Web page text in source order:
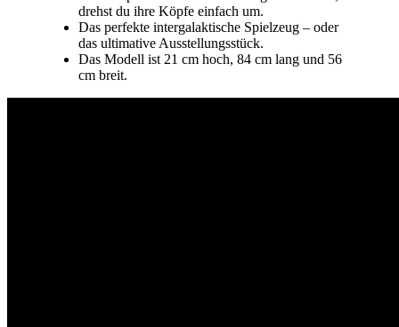
drehst du ihre Köpfe einfach um.
Das perfekte intergalaktische Spielzeug – oder
das ultimative Ausstellungsstück.
Das Modell ist 21 cm hoch, 84 cm lang und 56
cm breit.